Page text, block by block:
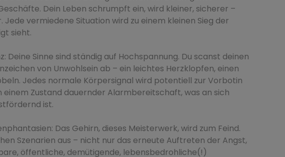
Dein Leben schrumpft ein, wird kleiner, sicherer –
Jede vermiedene Situation wird zu einem kleinen Sieg der
sieht.
Deine Sinne sind ständig auf Hochspannung. Du scanst deinen
von Unwohlsein ab – ein leichtes Herzklopfen, einen
Jedes normale Körpersignal wird potentiell zur Vorbotin
einem Zustand dauernder Alarmbereitschaft, was an sich
ist.
Das Gehirn, dieses Meisterwerk, wird zum Feind.
Szenarien aus – nicht nur das erneute Auftreten der Angst,
öffentliche, demütigende, lebensbedrohliche(!)